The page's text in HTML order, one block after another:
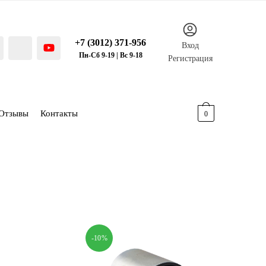
+7 (3012) 371-956
Пн-Сб 9-19 | Вс 9-18
Вход
Регистрация
Контакты 0
-10%